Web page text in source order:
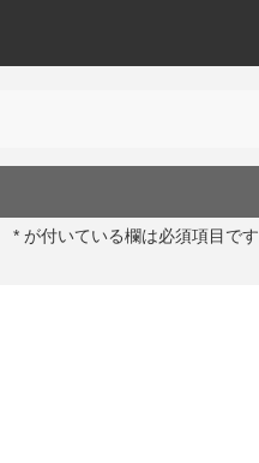
* が付いている欄は必須項目です